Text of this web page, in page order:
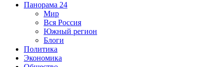
Панорама 24
Мир
Вся Россия
Южный регион
Блоги
Политика
Экономика